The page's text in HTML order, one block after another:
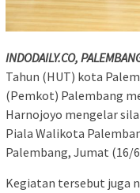
INDODAILY.CO,
Tahun (HUT) kota
(Pemkot) Palembang
Harnojoyo mengelar
Piala Walikota
Palembang, Jumat (16/
Kegiatan tersebut juga